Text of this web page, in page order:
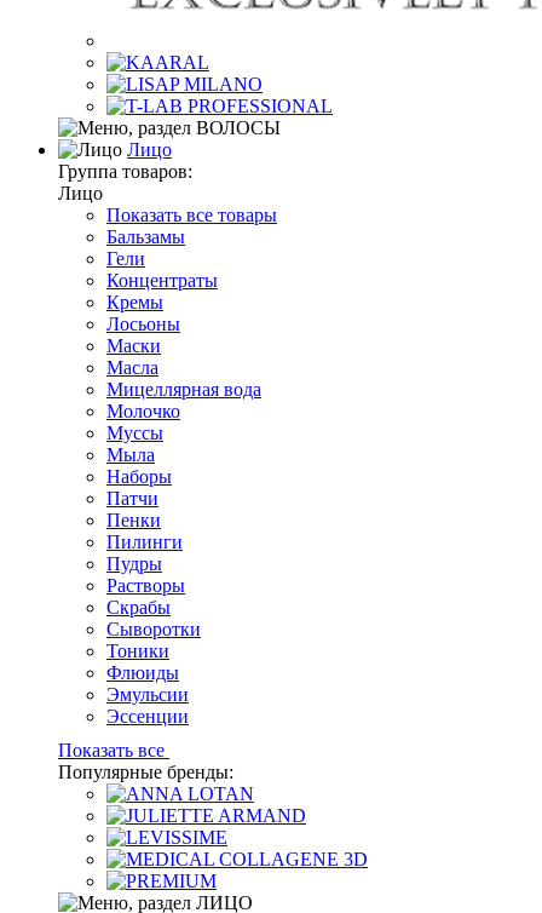
Лицо
Группа товаров:
Лицо
Показать все товары
Бальзамы
Гели
Концентраты
Кремы
Лосьоны
Маски
Масла
Мицеллярная вода
Молочко
Муссы
Мыла
Наборы
Патчи
Пенки
Пилинги
Пудры
Растворы
Скрабы
Сыворотки
Тоники
Флюиды
Эмульсии
Эссенции
Показать все
Популярные бренды: